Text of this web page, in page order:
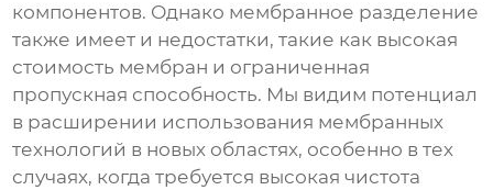
компонентов. Однако мембранное разделение
также имеет и недостатки, такие как высокая
стоимость мембран и ограниченная
пропускная способность. Мы видим потенциал
в расширении использования мембранных
технологий в новых областях, особенно в тех
случаях, когда требуется высокая чистота